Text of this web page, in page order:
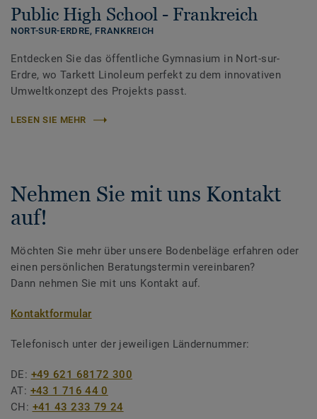
Public High School - Frankreich
NORT-SUR-ERDRE, FRANKREICH
Entdecken Sie das öffentliche Gymnasium in Nort-sur-
Erdre, wo Tarkett Linoleum perfekt zu dem innovativen
Umweltkonzept des Projekts passt.
LESEN SIE MEHR
Nehmen Sie mit uns Kontakt
auf!
Möchten Sie mehr über unsere Bodenbeläge erfahren oder
einen persönlichen Beratungstermin vereinbaren?
Dann nehmen Sie mit uns Kontakt auf.
Kontaktformular
Telefonisch unter der jeweiligen Ländernummer:
DE: +49 621 68172 300
AT: +43 1 716 44 0
CH: +41 43 233 79 24